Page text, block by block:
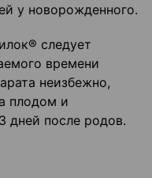
у новорожденного.
следует
времени
неизбежно,
плодом и
дней после родов.